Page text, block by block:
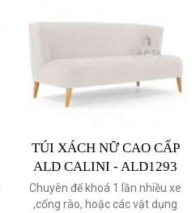
TÚI XÁCH NỮ CAO CẤP
ALD CALINI - ALD1293
Chuyên để khoá 1 lần nhiều xe
,cổng rào, hoặc các vật dụng